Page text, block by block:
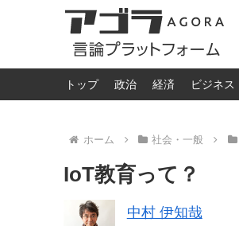
トップ 政治 経済 ビジネス
ホーム 社会・一般
IoT教育って？
中村 伊知哉